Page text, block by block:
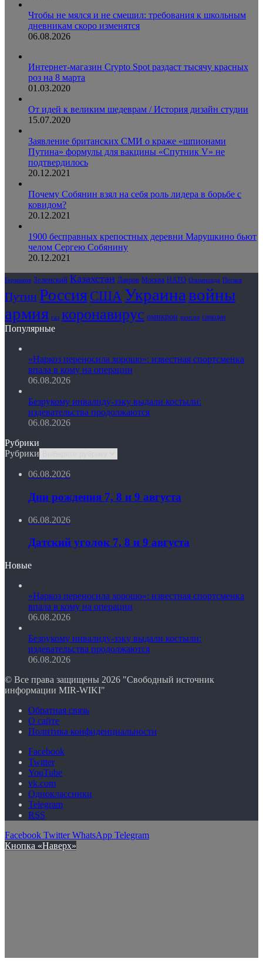
Чтобы не мялся и не смешил: требования к школьным
дневникам скоро изменятся
06.08.2026
Интернет-магазин Crypto Spot раздаст тысячу красных
роз на 8 марта
01.03.2020
От идей к великим шедеврам / История дизайн студии
15.07.2020
Заявление британских СМИ о краже «шпионами
Путина» формулы для вакцины «Спутник V» не
подтвердилось
20.12.2021
Почему Собянин взял на себя роль лидера в борьбе с
ковидом?
20.12.2021
1900 бесправных крепостных деревни Марушкино бьют
челом Сергею Собянину
20.12.2021
Германия Зеленский Казахстан Лавров Москва НАТО Олимпиада Песков
Путин РоссияСШАУкраинавойны
армия газ коронавирус омикрон пенсия санкции
Популярные
«Наркоз переносила хорошо»: известная спортсменка
впала в кому на операции
06.08.2026
Безрукому инвалиду-зэку выдали костыли:
издевательства продолжаются
06.08.2026
Рубрики
Рубрики
06.08.2026
Дни рождения 7, 8 и 9 августа
06.08.2026
Датский уголок 7, 8 и 9 августа
Новые
«Наркоз переносила хорошо»: известная спортсменка
впала в кому на операции
06.08.2026
Безрукому инвалиду-зэку выдали костыли:
издевательства продолжаются
06.08.2026
© Все права защищены 2026 "Свободный источник
информации MIR-WIKI"
Обратная связь
О сайте
Политика конфиденциальности
Facebook
Twitter
YouTube
vk.com
Одноклассники
Telegram
RSS
Facebook Twitter WhatsApp Telegram
Кнопка «Наверх»